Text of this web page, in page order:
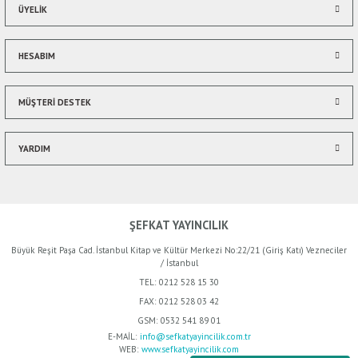
ÜYELİK
HESABIM
MÜŞTERİ DESTEK
YARDIM
ŞEFKAT YAYINCILIK
Büyük Reşit Paşa Cad. İstanbul Kitap ve Kültür Merkezi No:22/21 (Giriş Katı) Vezneciler
/ İstanbul
TEL: 0212 528 15 30
FAX: 0212 528 03 42
GSM: 0532 541 89 01
E-MAİL: info@sefkatyayincilik.com.tr
WEB: www.sefkatyayincilik.com